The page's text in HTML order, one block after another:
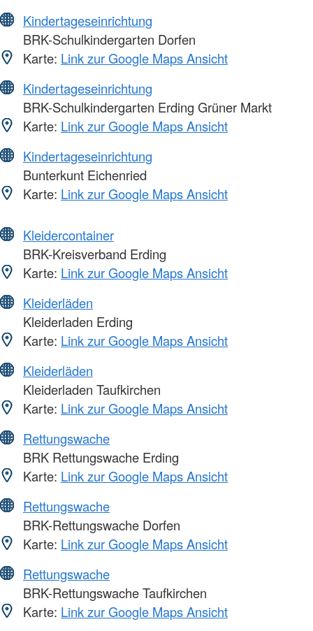
Kindertageseinrichtung
BRK-Schulkindergarten Dorfen
Karte: Link zur Google Maps Ansicht
Kindertageseinrichtung
BRK-Schulkindergarten Erding Grüner Markt
Karte: Link zur Google Maps Ansicht
Kindertageseinrichtung
Bunterkunt Eichenried
Karte: Link zur Google Maps Ansicht
Kleidercontainer
BRK-Kreisverband Erding
Karte: Link zur Google Maps Ansicht
Kleiderläden
Kleiderladen Erding
Karte: Link zur Google Maps Ansicht
Kleiderläden
Kleiderladen Taufkirchen
Karte: Link zur Google Maps Ansicht
Rettungswache
BRK Rettungswache Erding
Karte: Link zur Google Maps Ansicht
Rettungswache
BRK-Rettungswache Dorfen
Karte: Link zur Google Maps Ansicht
Rettungswache
BRK-Rettungswache Taufkirchen
Karte: Link zur Google Maps Ansicht